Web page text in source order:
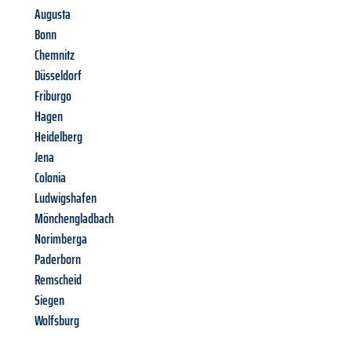
Augusta
Bonn
Chemnitz
Düsseldorf
Friburgo
Hagen
Heidelberg
Jena
Colonia
Ludwigshafen
Mönchengladbach
Norimberga
Paderborn
Remscheid
Siegen
Wolfsburg